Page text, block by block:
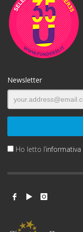
Newsletter
Ho letto l’informativa